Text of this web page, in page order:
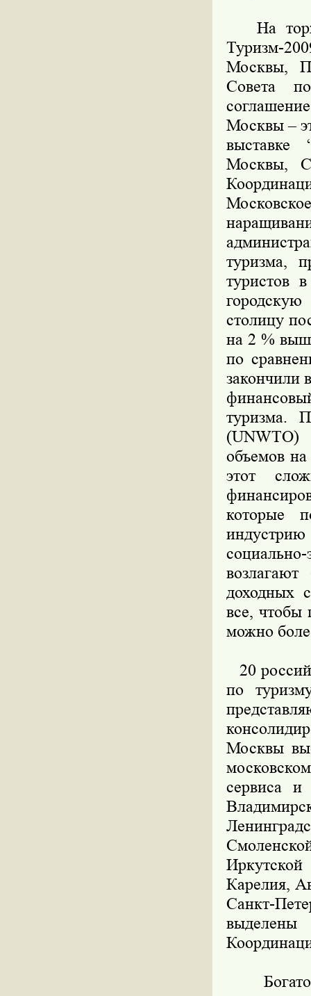
На
Туризм-
Москвы,
Совета
Москвы –
выставке
Москвы,
туризма,
туристов
столицу
на 2 %
по
закончили
туризма.
(UNWTO)
объемов
этот
которые
доходных
все, чтобы
можно
20
по
Москвы
сервиса и
Карелия,
Санкт-